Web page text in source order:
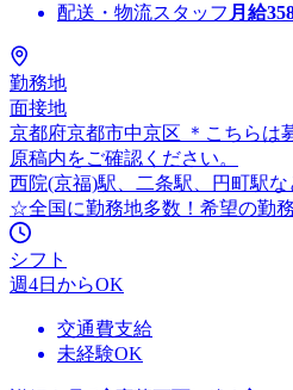
配送・物流スタッフ 月給
勤務地
面接地
京都府京都市中京区 ＊こちらは
原稿内をご確認ください。
西院(京福)駅、二条駅、円町駅な
☆全国に勤務地多数！希望の勤
シフト
週4日からOK
交通費支給
未経験OK